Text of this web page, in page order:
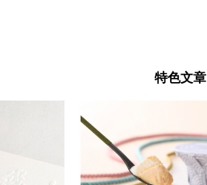
特色文章